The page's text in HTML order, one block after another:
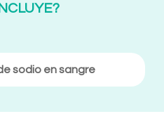
sodio en sangre